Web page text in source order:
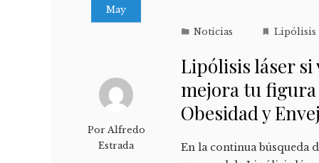
May
Por Alfredo
Estrada
Noticias Lipólisis
Lipólisis láser si
mejora tu
Obesidad y
En la continua búsqueda